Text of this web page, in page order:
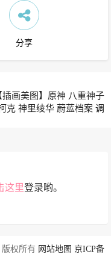
分享
插画美图】原神 八重神子
克 神里绫华 蔚蓝档案 调
这里登录哟。
权所有 网站地图 京ICP备